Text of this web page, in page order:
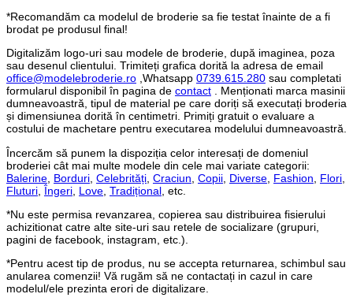
*Recomandăm ca modelul de broderie sa fie testat înainte de a fi
brodat pe produsul final!
Digitalizăm logo-uri sau modele de broderie, după imaginea, poza
sau desenul clientului. Trimiteți grafica dorită la adresa de email
office@modelebroderie.ro ,Whatsapp 0739.615.280 sau completati
formularul disponibil în pagina de contact . Menționati marca masinii
dumneavoastră, tipul de material pe care doriți să executați broderia
și dimensiunea dorită în centimetri. Primiți gratuit o evaluare a
costului de machetare pentru executarea modelului dumneavoastră.
Încercăm să punem la dispoziția celor interesați de domeniul
broderiei cât mai multe modele din cele mai variate categorii:
Balerine Borduri Celebrități Craciun Copii Diverse Fashion Flori
Fluturi ,Îngeri Love Tradițional , etc.
*Nu este permisa revanzarea, copierea sau distribuirea fisierului
achizitionat catre alte site-uri sau retele de socializare (grupuri,
pagini de facebook, instagram, etc.).
*Pentru acest tip de produs, nu se accepta returnarea, schimbul sau
anularea comenzii! Vă rugăm să ne contactați in cazul in care
modelul/ele prezinta erori de digitalizare.